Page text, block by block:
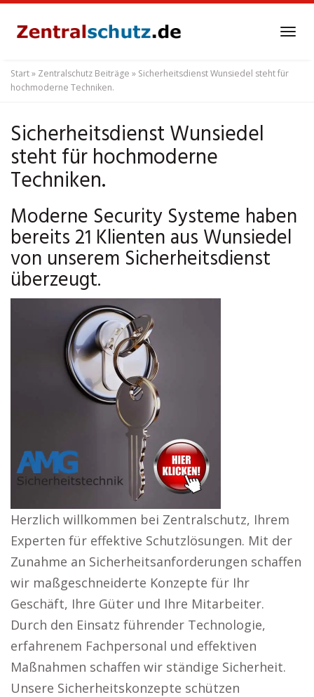
content
Start» Zentralschutz Beiträge » Sicherheitsdienst Wunsiedel steht für
hochmoderne Techniken.
Sicherheitsdienst Wunsiedel
steht für hochmoderne
Techniken.
Moderne Security Systeme haben
bereits 21 Klienten aus Wunsiedel
von unserem Sicherheitsdienst
überzeugt.
Herzlich willkommen bei Zentralschutz, Ihrem
Experten für effektive Schutzlösungen. Mit der
Zunahme an Sicherheitsanforderungen schaffen
wir maßgeschneiderte Konzepte für Ihr
Geschäft, Ihre Güter und Ihre Mitarbeiter.
Durch den Einsatz führender Technologie,
erfahrenem Fachpersonal und effektiven
Maßnahmen schaffen wir ständige Sicherheit.
Unsere Sicherheitskonzepte schützen